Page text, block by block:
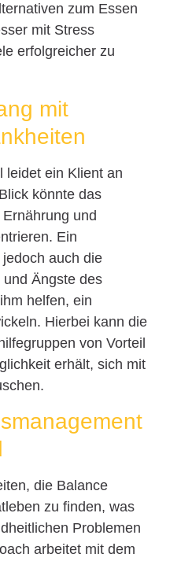
zum Essen
mit Stress
erfolgreicher zu
mit
leidet ein Klient an
könnte das
und
Ein
auch die
Ängste des
helfen, ein
Hierbei kann die
von Vorteil
erhält, sich mit
die Balance
zu finden, was
Problemen
arbeitet mit dem